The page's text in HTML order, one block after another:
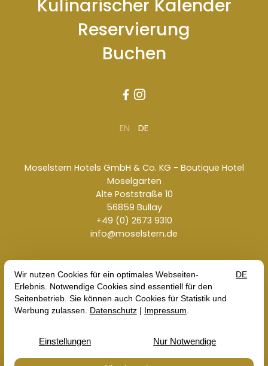
Kulinarischer Kalender
Reservierung
Buchen
 
EN DE
Moselstern Hotels GmbH & Co. KG - Boutique Hotel
Moselgarten
Alte Poststraße 10
56859 Bullay
+49 (0) 2673 9310
info@moselstern.de
Kontakt Jobs
ImprintTerms & ConditionsData Protection
Hotel Moselgarten — ein Hotel der
Moselstern Familie